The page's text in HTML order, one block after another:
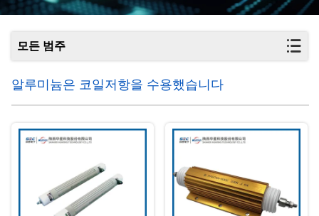
모든 범주
알루미늄은 코일저항을 수용했습니다